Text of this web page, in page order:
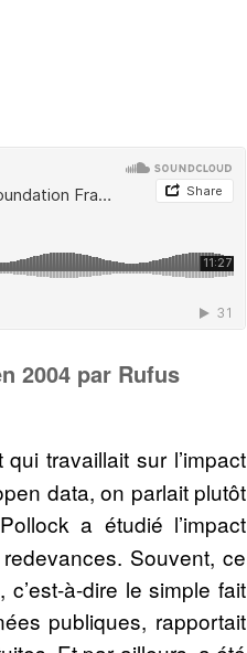
2004 par Rufus
travaillait sur l’impact
data, on parlait plutôt
a étudié l’impact
Souvent, ce
à-dire le simple fait
publiques, rapportait